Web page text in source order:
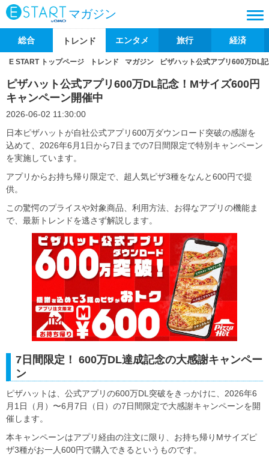
マガジン
総合 トレンド エンタメ 旅行 経済
E START トップページ トレンド マガジン ピザハット公式アプリ600万DL
ピザハット公式アプリ600万DL記念！Mサイズ600円
キャンペーン開催中
2026-06-02 11:30:00
日本ピザハットが自社公式アプリ600万ダウンロード突破の感謝を
込めて、2026年6月1日から7日までの7日間限定で特別キャンペーン
を実施しています。
アプリからお持ち帰り限定で、超人気ピザ3種をなんと600円で提
供。
この驚愕のプライスや対象商品、利用方法、お得なアプリの機能ま
で、最新トレンドを逃さず解説します。
7日間限定！ 600万DL達成記念の大感謝キャンペー
ン
ピザハットは、公式アプリの600万DL突破をきっかけに、2026年6
月1日（月）〜6月7日（日）の7日間限定で大感謝キャンペーンを開
催します。
本キャンペーンはアプリ経由の注文に限り、お持ち帰りMサイズピ
ザ3種がお一人600円で購入できるというものです。